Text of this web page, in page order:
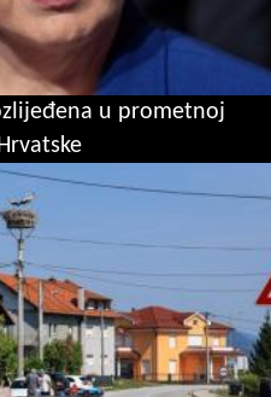
u prometnoj